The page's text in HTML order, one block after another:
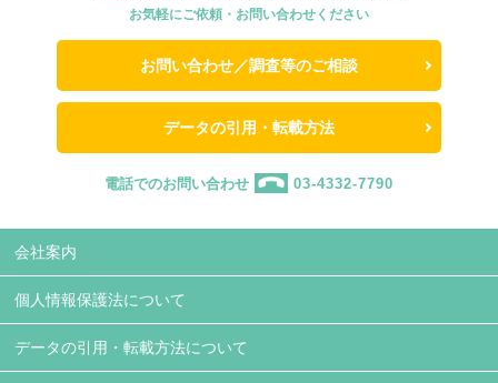
お気軽にご依頼・お問い合わせください
お問い合わせ／調査等のご相談
データの引用・転載方法
電話でのお問い合わせ 03-4332-7790
会社案内
個人情報保護法について
データの引用・転載方法について